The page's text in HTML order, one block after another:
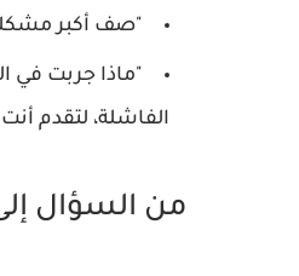
"صف أكبر
"ماذا جربت في
الفاشلة، لتقدم
من السؤال